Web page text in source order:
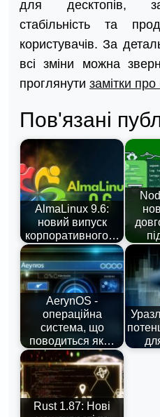
для десктопів,
стабільність та
користувачів. За
всі зміни можна
проглянути замітки про
Пов'язані
AlmaLinux 9.6:
новий випуск
корпоративного…
AerynOS -
операційна
система, що
поводиться як…
Rust 1.87: Нові